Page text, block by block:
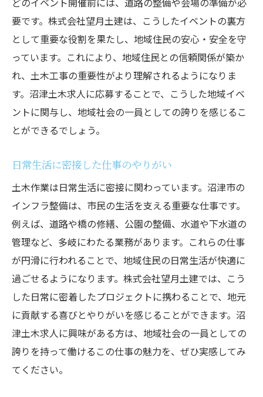
要です。株式会社望月土建は、こうしたイベントの裏方
として重要な役割を果たし、地域住民の安心・安全を守
っています。これにより、地域住民との信頼関係が築か
れ、土木工事の重要性がより理解されるようになりま
す。沼津土木求人に応募することで、こうした地域イベ
ントに関与し、地域社会の一員としての誇りを感じるこ
とができるでしょう。
日常生活に密接した仕事のやりがい
土木作業は日常生活に密接に関わっています。沼津市の
インフラ整備は、市民の生活を支える重要な仕事です。
例えば、道路や橋の修繕、公園の整備、水道や下水道の
管理など、多岐にわたる業務があります。これらの仕事
が円滑に行われることで、地域住民の日常生活が快適に
過ごせるようになります。株式会社望月土建では、こう
した日常に密着したプロジェクトに携わることで、地元
に貢献する喜びとやりがいを感じることができます。沼
津土木求人に興味がある方は、地域社会の一員としての
誇りを持って働けるこの仕事の魅力を、ぜひ実感してみ
てください。